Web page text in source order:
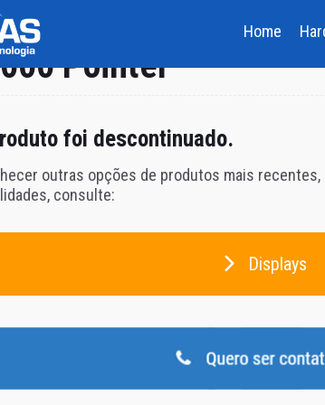
Home
Pointer
foi descontinuado.
outras opções de produtos mais
consulte:
Displays